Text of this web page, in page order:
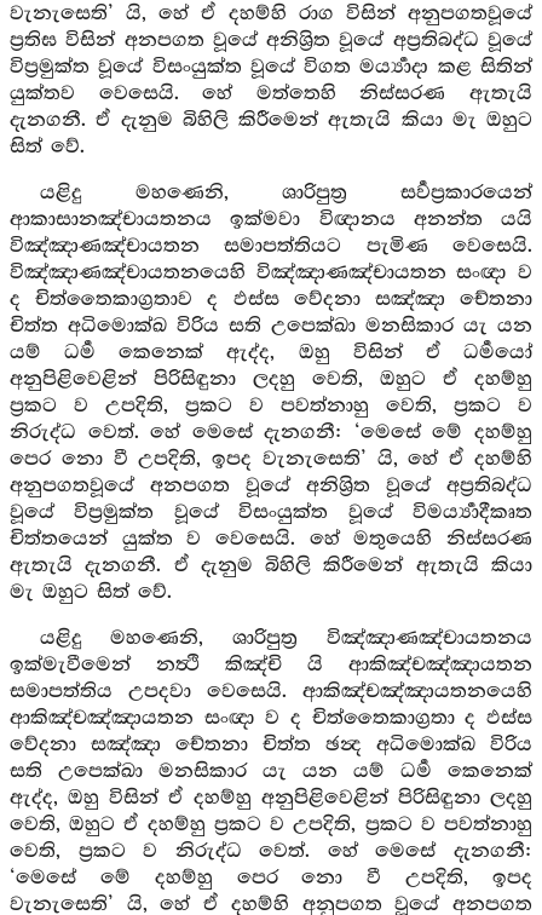
වැනැසෙති’ යි, හේ ඒ දහම්හි රාග විසින් අනුපගතවූයේ
ප්‍රතිඝ විසින් අනපගත වූයේ අනිශ්‍රිත වූයේ අප්‍රතිබද්ධ වූයේ
විප්‍රමුක්ත වූයේ විසංයුක්ත වූයේ විගත මර්‍ය්‍යාදා කළ සිතින්
යුක්තව වෙසෙයි. හේ මත්තෙහි නිස්සරණ ඇතැයි
දැනගනී. ඒ දැනුම බිහිලි කිරීමෙන් ඇතැයි කියා මැ ඔහුට
සිත් වේ.
යළිදු මහණෙනි, ශාරිපුත්‍ර සර්‍වප්‍රකාරයෙන්
ආකාසානඤ්චායතනය ඉක්මවා විඥානය අනන්ත යයි
විඤ්ඤාණඤ්චායතන සමාපත්තියට පැමිණ වෙසෙයි.
විඤ්ඤාණඤ්චායතනයෙහි විඤ්ඤාණඤ්චායතන සංඥා ව
ද චිත්තෛකාග්‍රතාව ද ඵස්ස වේදනා සඤ්ඤා චේතනා
චිත්ත අධිමොක්ඛ විරිය සති උපෙක්ඛා මනසිකාර යැ යන
යම් ධර්‍ම කෙනෙක් ඇද්ද, ඔහු විසින් ඒ ධර්‍මයෝ
අනුපිළිවෙළින් පිරිසිඳුනා ලදහු වෙති, ඔහුට ඒ දහම්හු
ප්‍රකට ව උපදිති, ප්‍රකට ව පවත්නාහු වෙති, ප්‍රකට ව
නිරුද්ධ වෙත්. හේ මෙසේ දැනගනී: ‘මෙසේ මේ දහම්හු
පෙර නො වී උපදිති, ඉපද වැනැසෙති’ යි, හේ ඒ දහම්හි
අනුපගතවූයේ අනපගත වූයේ අනිශ්‍රිත වූයේ අප්‍රතිබද්ධ
වූයේ විප්‍රමුක්ත වූයේ විසංයුක්ත වූයේ විමර්‍ය්‍යාදීකෘත
චිත්තයෙන් යුක්ත ව වෙසෙයි. හේ මතුයෙහි නිස්සරණ
ඇතැයි දැනගනී. ඒ දැනුම බිහිලි කිරීමෙන් ඇතැයි කියා
මැ ඔහුට සිත් වේ.
යළිදු මහණෙනි, ශාරිපුත්‍ර විඤ්ඤාණඤ්චායතනය
ඉක්මැවීමෙන් නත්‍ථි කිඤ්චි යි ආකිඤ්චඤ්ඤායතන
සමාපත්තිය උපදවා වෙසෙයි. ආකිඤ්චඤ්ඤායතනයෙහි
ආකිඤ්චඤ්ඤායතන සංඥා ව ද චිත්තෛකාග්‍රතා ද ඵස්ස
වේදනා සඤ්ඤා චේතනා චිත්ත ඡන්‍ද අධිමොක්ඛ විරිය
සති උපෙක්ඛා මනසිකාර යැ යන යම් ධර්‍ම කෙනෙක්
ඇද්ද, ඔහු විසින් ඒ දහම්හු අනුපිළිවෙළින් පිරිසිඳුනා ලදහු
වෙති, ඔහුට ඒ දහම්හු ප්‍රකට ව උපදිති, ප්‍රකට ව පවත්නාහු
වෙති, ප්‍රකට ව නිරුද්ධ වෙත්. හේ මෙසේ දැනගනී:
‘මෙසේ මේ දහම්හු පෙර නො වී උපදිති, ඉපද
වැනැසෙති’ යි, හේ ඒ දහම්හි අනුපගත වූයේ අනපගත